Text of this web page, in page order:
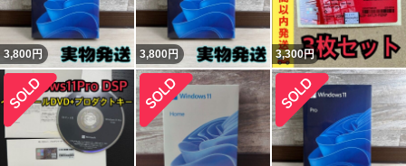
3,800円 3,800円 3,300円